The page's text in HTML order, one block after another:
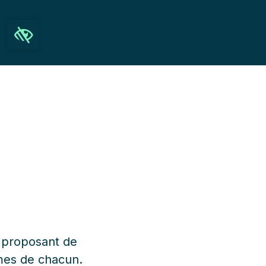
Ouvrir la barre d’outils
de
de chacun.